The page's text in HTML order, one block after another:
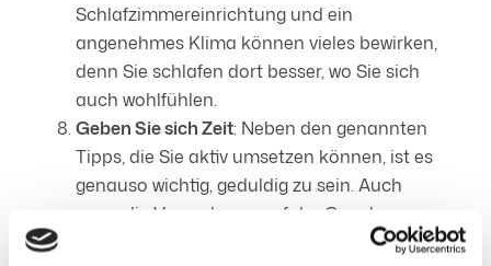
Schlafzimmereinrichtung und ein
angenehmes Klima können vieles bewirken,
denn Sie schlafen dort besser, wo Sie sich
auch wohlfühlen.
Geben Sie sich Zeit: Neben den genannten
Tipps, die Sie aktiv umsetzen können, ist es
genauso wichtig, geduldig zu sein. Auch
wenn die Versuchung, auf der Couch zu
schlafen, verlockend ist, sollten Sie sich